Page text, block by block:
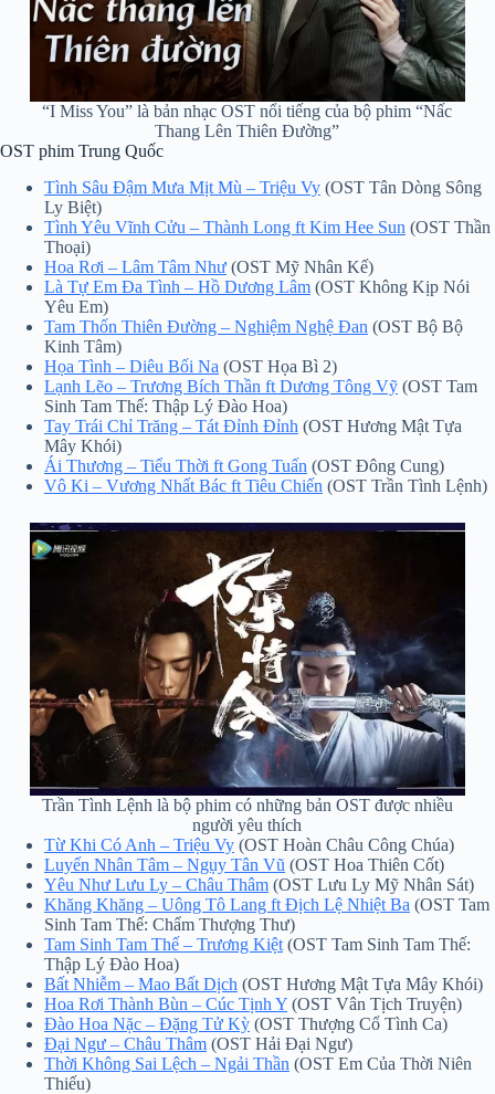
“I Miss You” là bản nhạc OST nổi tiếng của bộ phim “Nấc
Thang Lên Thiên Đường”
OST phim Trung Quốc
Tình Sâu Đậm Mưa Mịt Mù – Triệu Vy (OST Tân Dòng Sông
Ly Biệt)
Tình Yêu Vĩnh Cửu – Thành Long ft Kim Hee Sun (OST Thần
Thoại)
Hoa Rơi – Lâm Tâm Như (OST Mỹ Nhân Kế)
Là Tự Em Đa Tình – Hồ Dương Lâm (OST Không Kịp Nói
Yêu Em)
Tam Thốn Thiên Đường – Nghiệm Nghệ Đan (OST Bộ Bộ
Kinh Tâm)
Họa Tình – Diêu Bối Na (OST Họa Bì 2)
Lạnh Lẽo – Trương Bích Thần ft Dương Tông Vỹ (OST Tam
Sinh Tam Thế: Thập Lý Đào Hoa)
Tay Trái Chỉ Trăng – Tát Đỉnh Đỉnh (OST Hương Mật Tựa
Mây Khói)
Ái Thương – Tiểu Thời ft Gong Tuấn (OST Đông Cung)
Vô Ki – Vương Nhất Bác ft Tiêu Chiến (OST Trần Tình Lệnh)
Trần Tình Lệnh là bộ phim có những bản OST được nhiều
người yêu thích
Từ Khi Có Anh – Triệu Vy (OST Hoàn Châu Công Chúa)
Luyến Nhân Tâm – Ngụy Tân Vũ (OST Hoa Thiên Cốt)
Yêu Như Lưu Ly – Châu Thâm (OST Lưu Ly Mỹ Nhân Sát)
Khăng Khăng – Uông Tô Lang ft Địch Lệ Nhiệt Ba (OST Tam
Sinh Tam Thế: Chẩm Thượng Thư)
Tam Sinh Tam Thế – Trương Kiệt (OST Tam Sinh Tam Thế:
Thập Lý Đào Hoa)
Bất Nhiễm – Mao Bất Dịch (OST Hương Mật Tựa Mây Khói)
Hoa Rơi Thành Bùn – Cúc Tịnh Y (OST Vân Tịch Truyện)
Đào Hoa Nặc – Đặng Tử Kỳ (OST Thượng Cổ Tình Ca)
Đại Ngư – Châu Thâm (OST Hải Đại Ngư)
Thời Không Sai Lệch – Ngải Thần (OST Em Của Thời Niên
Thiếu)